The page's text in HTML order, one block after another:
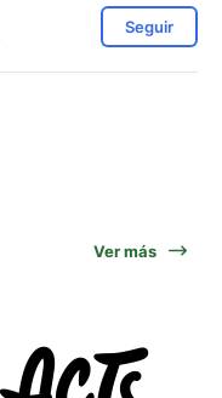
Seguir
Ver más